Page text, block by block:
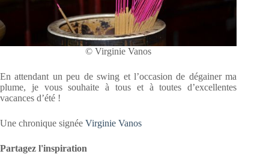
© Virginie Vanos
En attendant un peu de swing et l’occasion de dégainer ma
plume, je vous souhaite à tous et à toutes d’excellentes
vacances d’été !
Une chronique signée Virginie Vanos
Partagez l'inspiration